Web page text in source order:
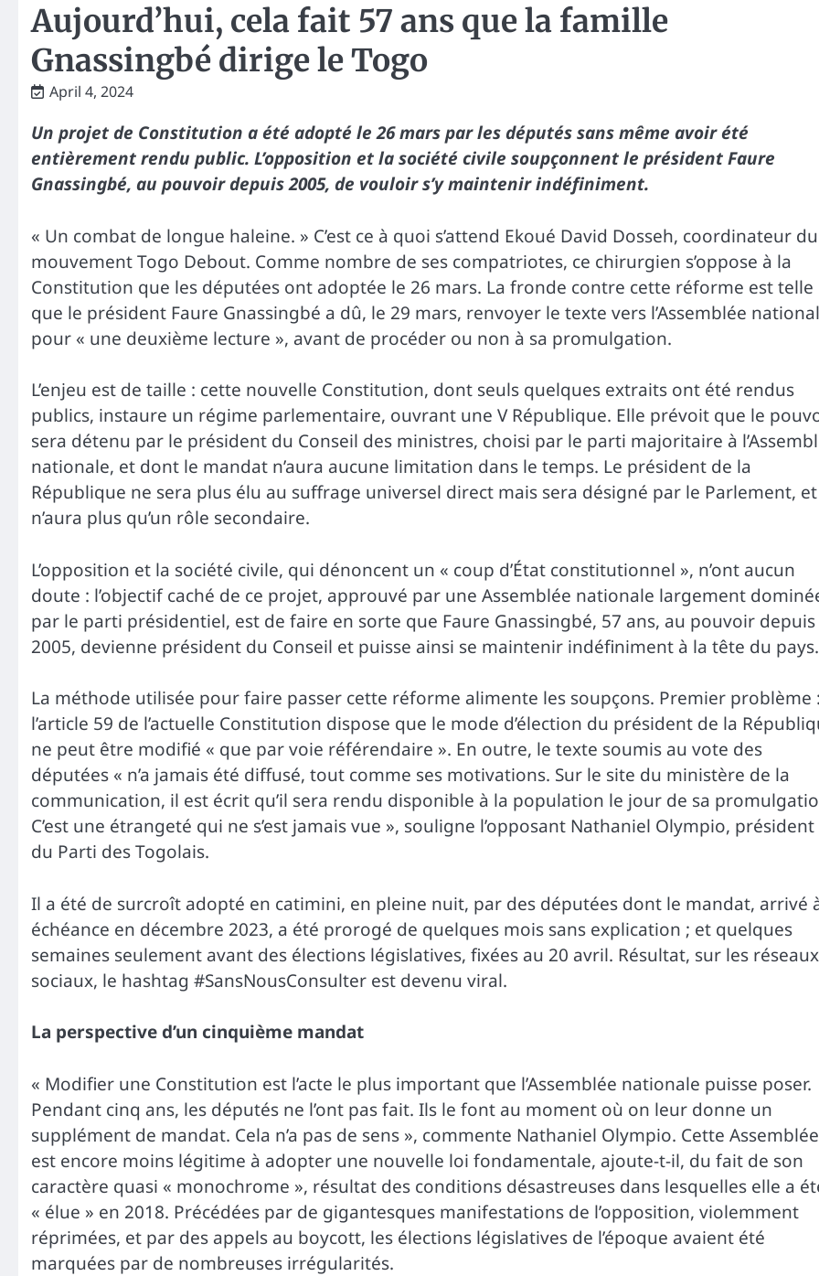
Aujourd’hui, cela fait 57 ans que la famille
Gnassingbé dirige le Togo
April 4, 2024
Un projet de Constitution a été adopté le 26 mars par les députés sans même avoir été
entièrement rendu public. L’opposition et la société civile soupçonnent le président Faure
Gnassingbé, au pouvoir depuis 2005, de vouloir s’y maintenir indéfiniment.
« Un combat de longue haleine. » C’est ce à quoi s’attend Ekoué David Dosseh, coordinateur du
mouvement Togo Debout. Comme nombre de ses compatriotes, ce chirurgien s’oppose à la
Constitution que les députées ont adoptée le 26 mars. La fronde contre cette réforme est telle
que le président Faure Gnassingbé a dû, le 29 mars, renvoyer le texte vers l’Assemblée
pour « une deuxième lecture », avant de procéder ou non à sa promulgation.
L’enjeu est de taille : cette nouvelle Constitution, dont seuls quelques extraits ont été rendus
publics, instaure un régime parlementaire, ouvrant une V République. Elle prévoit que le
sera détenu par le président du Conseil des ministres, choisi par le parti majoritaire à
nationale, et dont le mandat n’aura aucune limitation dans le temps. Le président de la
République ne sera plus élu au suffrage universel direct mais sera désigné par le Parlement, et
n’aura plus qu’un rôle secondaire.
L’opposition et la société civile, qui dénoncent un « coup d’État constitutionnel », n’ont aucun
doute : l’objectif caché de ce projet, approuvé par une Assemblée nationale largement
par le parti présidentiel, est de faire en sorte que Faure Gnassingbé, 57 ans, au pouvoir depuis
2005, devienne président du Conseil et puisse ainsi se maintenir indéfiniment à la tête du pays.
La méthode utilisée pour faire passer cette réforme alimente les soupçons. Premier problème
l’article 59 de l’actuelle Constitution dispose que le mode d’élection du président de la
ne peut être modifié « que par voie référendaire ». En outre, le texte soumis au vote des
députées « n’a jamais été diffusé, tout comme ses motivations. Sur le site du ministère de la
communication, il est écrit qu’il sera rendu disponible à la population le jour de sa
C’est une étrangeté qui ne s’est jamais vue », souligne l’opposant Nathaniel Olympio, président
du Parti des Togolais.
Il a été de surcroît adopté en catimini, en pleine nuit, par des députées dont le mandat, arrivé
échéance en décembre 2023, a été prorogé de quelques mois sans explication ; et quelques
semaines seulement avant des élections législatives, fixées au 20 avril. Résultat, sur les réseaux
sociaux, le hashtag #SansNousConsulter est devenu viral.
La perspective d’un cinquième mandat
« Modifier une Constitution est l’acte le plus important que l’Assemblée nationale puisse poser.
Pendant cinq ans, les députés ne l’ont pas fait. Ils le font au moment où on leur donne un
supplément de mandat. Cela n’a pas de sens », commente Nathaniel Olympio. Cette Assemblée
est encore moins légitime à adopter une nouvelle loi fondamentale, ajoute-t-il, du fait de son
caractère quasi « monochrome », résultat des conditions désastreuses dans lesquelles elle a
« élue » en 2018. Précédées par de gigantesques manifestations de l’opposition, violemment
réprimées, et par des appels au boycott, les élections législatives de l’époque avaient été
marquées par de nombreuses irrégularités.